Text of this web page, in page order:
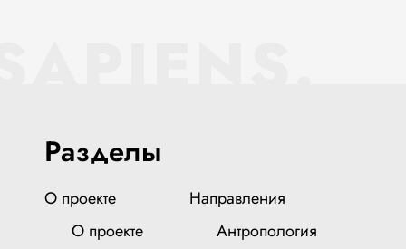
Разделы
О проекте
О проекте
Направления
Антропология